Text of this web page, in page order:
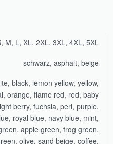
M, L, XL, 2XL, 3XL, 4XL, 5XL
schwarz, asphalt, beige
black, lemon yellow, yellow,
orange, flame red, red, baby
berry, fuchsia, peri, purple,
royal blue, navy blue, mint,
apple green, frog green,
olive, sand beige, coffee,